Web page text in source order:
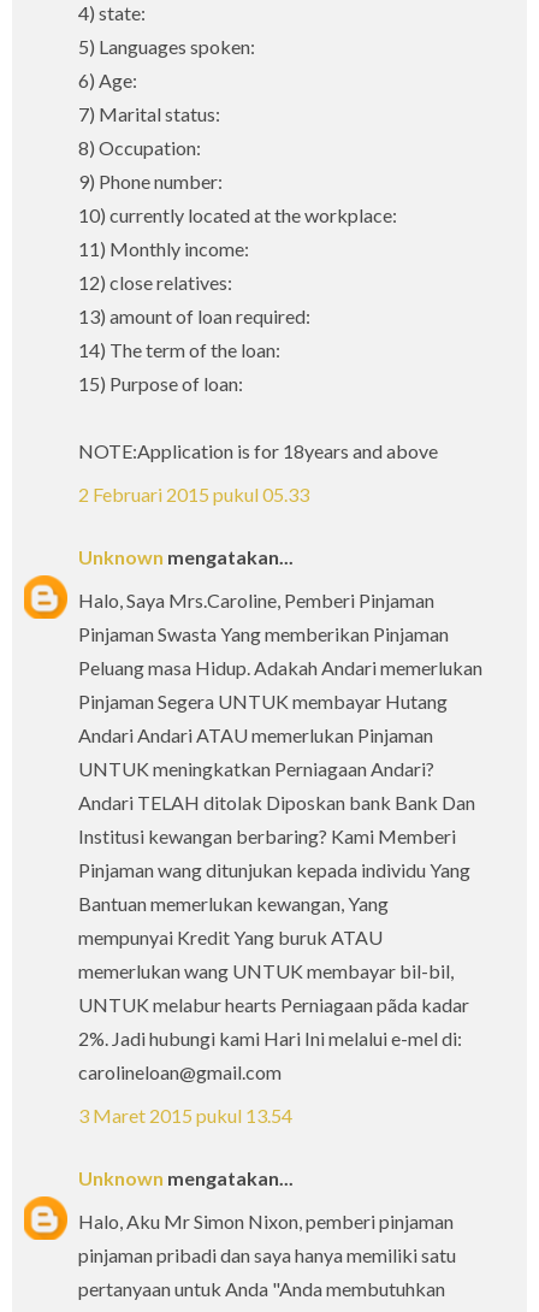
4) state:
5) Languages spoken:
6) Age:
7) Marital status:
8) Occupation:
9) Phone number:
10) currently located at the workplace:
11) Monthly income:
12) close relatives:
13) amount of loan required:
14) The term of the loan:
15) Purpose of loan:
NOTE:Application is for 18years and above
2 Februari 2015 pukul 05.33
Unknown mengatakan...
Halo, Saya Mrs.Caroline, Pemberi Pinjaman
Pinjaman Swasta Yang memberikan Pinjaman
Peluang masa Hidup. Adakah Andari memerlukan
Pinjaman Segera UNTUK membayar Hutang
Andari Andari ATAU memerlukan Pinjaman
UNTUK meningkatkan Perniagaan Andari?
Andari TELAH ditolak Diposkan bank Bank Dan
Institusi kewangan berbaring? Kami Memberi
Pinjaman wang ditunjukan kepada individu Yang
Bantuan memerlukan kewangan, Yang
mempunyai Kredit Yang buruk ATAU
memerlukan wang UNTUK membayar bil-bil,
UNTUK melabur hearts Perniagaan pãda kadar
2%. Jadi hubungi kami Hari Ini melalui e-mel di:
carolineloan@gmail.com
3 Maret 2015 pukul 13.54
Unknown mengatakan...
Halo, Aku Mr Simon Nixon, pemberi pinjaman
pinjaman pribadi dan saya hanya memiliki satu
pertanyaan untuk Anda "Anda membutuhkan